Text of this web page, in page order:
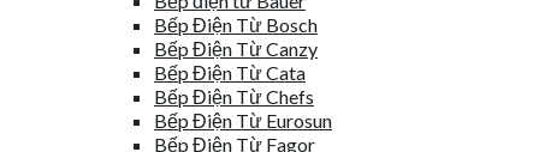
Bếp Điện Từ Bosch
Bếp Điện Từ Canzy
Bếp Điện Từ Cata
Bếp Điện Từ Chefs
Bếp Điện Từ Eurosun
Bếp Điện Từ Fagor